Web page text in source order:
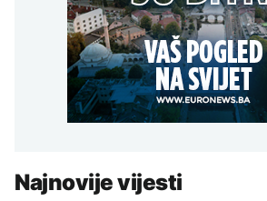
Najnovije vijesti